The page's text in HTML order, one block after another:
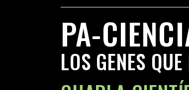
PA-
LOS GENES